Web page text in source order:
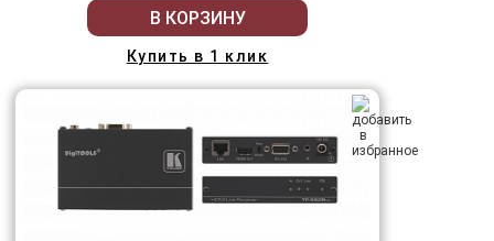
В КОРЗИНУ
Купить в 1 клик